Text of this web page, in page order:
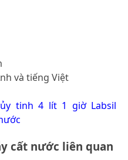
và tiếng Việt
tinh 4 lít 1 giờ Labsil
cất nước liên quan